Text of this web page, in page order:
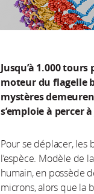
Jusqu’à 1.000
moteur du flagelle
mystères
s’emploie à percer
Pour se déplacer, les
l’espèce. Modèle de
humain, en possède
microns, alors que la